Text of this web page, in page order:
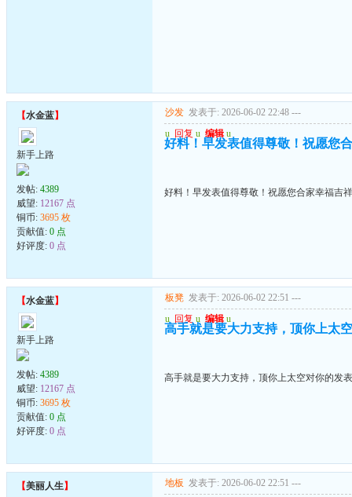
【水金蓝】
新手上路
发帖: 4389
威望: 12167 点
铜币: 3695 枚
贡献值: 0 点
好评度: 0 点
沙发 发表于: 2026-06-02 22:48 ---
u 回复 u 编辑 u
好料！早发表值得尊敬！祝愿您
好料！早发表值得尊敬！祝愿您合家幸福吉
【水金蓝】
新手上路
发帖: 4389
威望: 12167 点
铜币: 3695 枚
贡献值: 0 点
好评度: 0 点
板凳 发表于: 2026-06-02 22:51 ---
u 回复 u 编辑 u
高手就是要大力支持，顶你上太
高手就是要大力支持，顶你上太空对你的发表
【美丽人生】 地板 发表于: 2026-06-02 22:51 ---